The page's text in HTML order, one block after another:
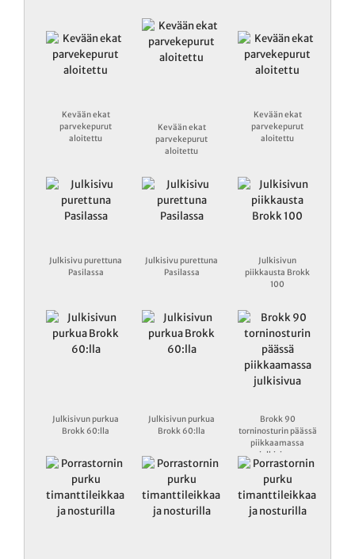
Kevään ekat
parvekepurut
aloitettu
Kevään ekat
parvekepurut
aloitettu
Kevään ekat
parvekepurut
aloitettu
Julkisivu purettuna
Pasilassa
Julkisivu purettuna
Pasilassa
Julkisivun
piikkausta Brokk
100
Julkisivun purkua
Brokk 60:lla
Julkisivun purkua
Brokk 60:lla
Brokk 90
torninosturin päässä
piikkaamassa
julkisivua